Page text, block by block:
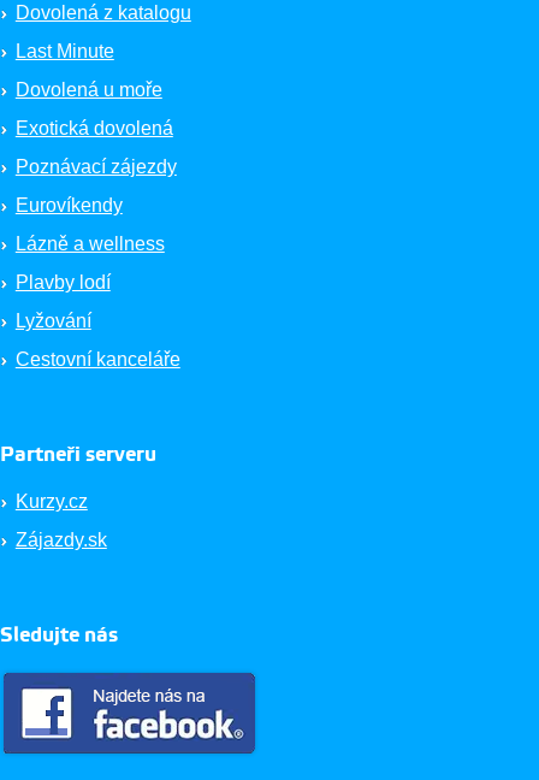
Dovolená z katalogu
Last Minute
Dovolená u moře
Exotická dovolená
Poznávací zájezdy
Eurovíkendy
Lázně a wellness
Plavby lodí
Lyžování
Cestovní kanceláře
Partneři serveru
Kurzy.cz
Zájazdy.sk
Sledujte nás